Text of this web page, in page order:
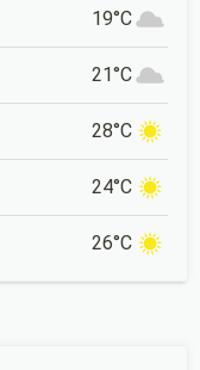
19°C
21°C
28°C
24°C
26°C